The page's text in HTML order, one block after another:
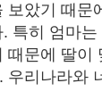
보았기 때문
특히 엄마
때문에 딸
우리나라와